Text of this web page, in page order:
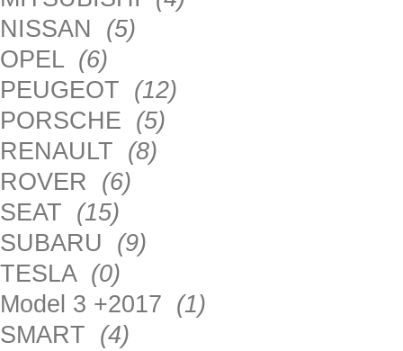
NISSAN (5)
OPEL (6)
PEUGEOT (12)
PORSCHE (5)
RENAULT (8)
ROVER (6)
SEAT (15)
SUBARU (9)
TESLA (0)
Model 3 +2017 (1)
SMART (4)